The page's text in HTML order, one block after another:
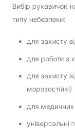
Вибір рукавичок
типу небезпеки:
для захисту
для роботи з
для захисту
морозостійкі)
для медичних
універсальні